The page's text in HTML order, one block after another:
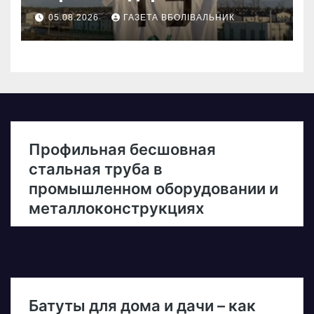
05.08.2026 ГАЗЕТА ВБОЛІВАЛЬНИК